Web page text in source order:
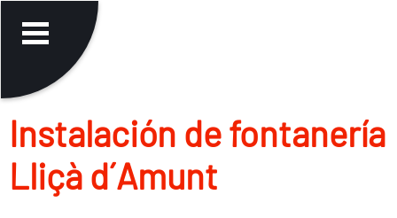
Instalación de fontanerí­a
Lliçà d´Amunt